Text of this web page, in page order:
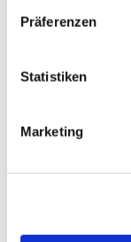
Präferenzen
Statistiken
Marketing